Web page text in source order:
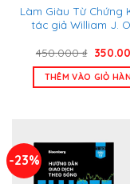
Làm Giàu Từ Chứng
tác giả William J.
450.000₫ Giá
là:
THÊM VÀO GIỎ
-23%